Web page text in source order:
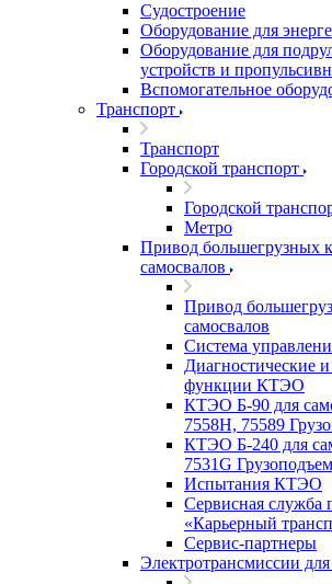
Судостроение
Оборудование для
Оборудование для
устройств и
Вспомогательное
Транспорт
Транспорт
Городской транспорт
Городской
Метро
Привод большегрузных
самосвалов
Привод
самосвалов
Система
Диагностические
функции КТЭО
КТЭО Б-90 для
7558H, 75589
КТЭО Б-240 для
7531G
Испытания КТЭО
Сервисная служба
«Карьерный
Сервис-партнеры
Электротрансмиссии для